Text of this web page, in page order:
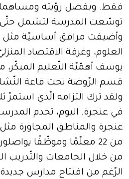
فقط. وبفضل رؤيته
توسّعت المدرسة لتشمل حتّى
وأضيفت مرافق أساسيّة مثل
العلوم، وغرفة الاقتصاد
يوسف أهمّيّة التّعليم
قسم الرّوضة تحت قاعة
ولقد ترك التزامه الّذي استمرّ
عنجرة والمناطق المجاورة
من 22 معلّمًا وموظّفًا
من خلال الجامعات
الرّغم من افتتاح مدارس